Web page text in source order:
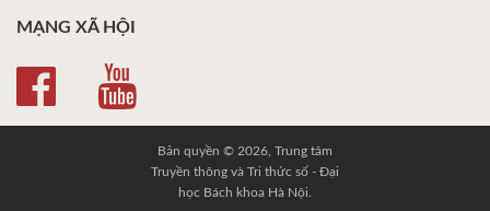
MẠNG XÃ HỘI
Bản quyền © 2026, Trung tâm
Truyền thông và Tri thức số - Đại
học Bách khoa Hà Nội.